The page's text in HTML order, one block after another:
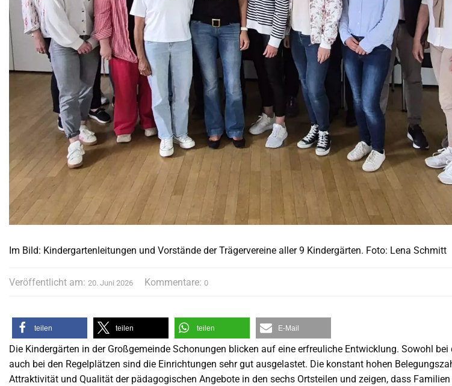
Im Bild: Kindergartenleitungen und Vorstände der Trägervereine aller 9 Kindergärten. Foto: Lena Schmitt
Veröffentlicht am: 20. Juni 2026 Kommentare: 0
teilen teilen teilen E-Mail
Die Kindergärten in der Großgemeinde Schonungen blicken auf eine erfreuliche Entwicklung. Sowohl
auch bei den Regelplätzen sind die Einrichtungen sehr gut ausgelastet. Die konstant hohen
Attraktivität und Qualität der pädagogischen Angebote in den sechs Ortsteilen und zeigen, dass